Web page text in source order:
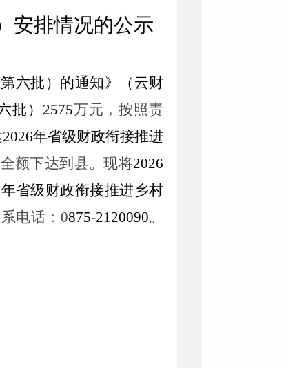
安排情况的公示
六批）的通知》（ 云财
批） 2575万元 ，按照责
2026年省级财政衔接推进
额下达到县。现将2026
省级财政衔接推进乡村
电话：0875-2120090。